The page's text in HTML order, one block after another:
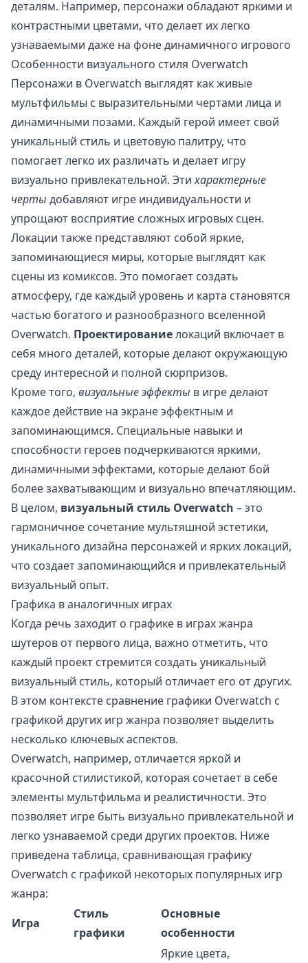
деталям. Например, персонажи обладают яркими и
контрастными цветами, что делает их легко
узнаваемыми даже на фоне динамичного игрового
Особенности визуального стиля Overwatch
Персонажи в Overwatch выглядят как живые
мультфильмы с выразительными чертами лица и
динамичными позами. Каждый герой имеет свой
уникальный стиль и цветовую палитру, что
помогает легко их различать и делает игру
визуально привлекательной. Этихарактерные
черты добавляют игре индивидуальности и
упрощают восприятие сложных игровых сцен.
Локации также представляют собой яркие,
запоминающиеся миры, которые выглядят как
сцены из комиксов. Это помогает создать
атмосферу, где каждый уровень и карта становятся
частью богатого и разнообразного вселенной
Overwatch. Проектированиелокаций включает в
себя много деталей, которые делают окружающую
среду интересной и полной сюрпризов.
Кроме того, визуальные эффекты в игре делают
каждое действие на экране эффектным и
запоминающимся. Специальные навыки и
способности героев подчеркиваются яркими,
динамичными эффектами, которые делают бой
более захватывающим и визуально впечатляющим.
В целом, визуальный стиль Overwatch – это
гармоничное сочетание мультяшной эстетики,
уникального дизайна персонажей и ярких локаций,
что создает запоминающийся и привлекательный
визуальный опыт.
Графика в аналогичных играх
Когда речь заходит о графике в играх жанра
шутеров от первого лица, важно отметить, что
каждый проект стремится создать уникальный
визуальный стиль, который отличает его от других.
В этом контексте сравнение графики Overwatch с
графикой других игр жанра позволяет выделить
несколько ключевых аспектов.
Overwatch, например, отличается яркой и
красочной стилистикой, которая сочетает в себе
элементы мультфильма и реалистичности. Это
позволяет игре быть визуально привлекательной и
легко узнаваемой среди других проектов. Ниже
приведена таблица, сравнивающая графику
Overwatch с графикой некоторых популярных игр
жанра:
Игра
Стиль
графики
Основные
особенности
Яркие цвета,